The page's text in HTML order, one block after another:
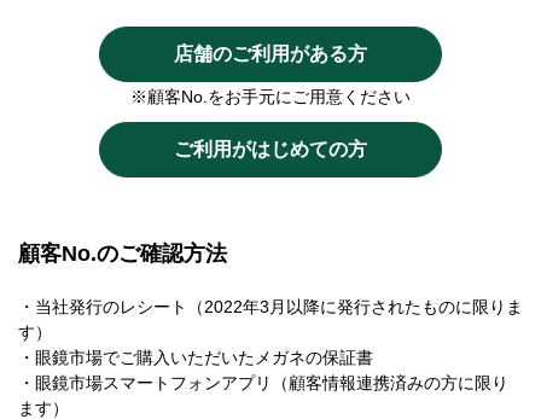
店舗のご利用がある方
※顧客No.をお手元にご用意ください
ご利用がはじめての方
顧客No.のご確認方法
・当社発行のレシート（2022年3月以降に発行されたものに限りま
す）
・眼鏡市場でご購入いただいたメガネの保証書
・眼鏡市場スマートフォンアプリ（顧客情報連携済みの方に限り
ます）